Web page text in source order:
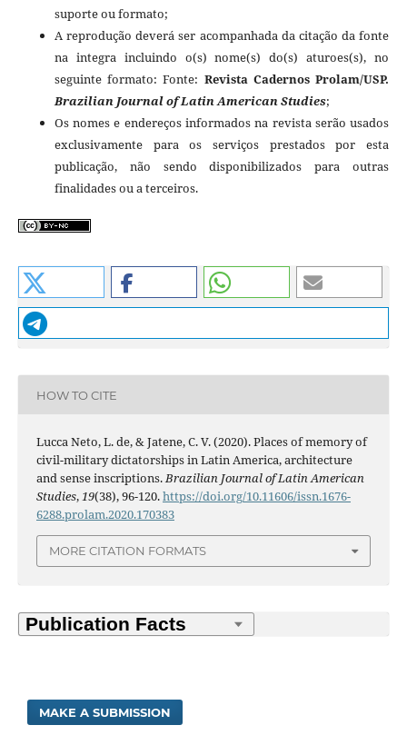
suporte ou formato;
A reprodução deverá ser acompanhada da citação da fonte
na integra incluindo o(s) nome(s) do(s) aturoes(s), no
seguinte formato: Fonte: Revista Cadernos Prolam/USP.
Brazilian Journal of Latin American Studies;
Os nomes e endereços informados na revista serão usados
exclusivamente para os serviços prestados por esta
publicação, não sendo disponibilizados para outras
finalidades ou a terceiros.
HOW TO CITE
Lucca Neto, L. de, & Jatene, C. V. (2020). Places of memory of
civil-military dictatorships in Latin America, architecture
and sense inscriptions.Brazilian Journal of Latin American
Studies,19(38), 96-120.https://doi.org/10.11606/issn.1676-
6288.prolam.2020.170383
MORE CITATION FORMATS
MAKE A SUBMISSION